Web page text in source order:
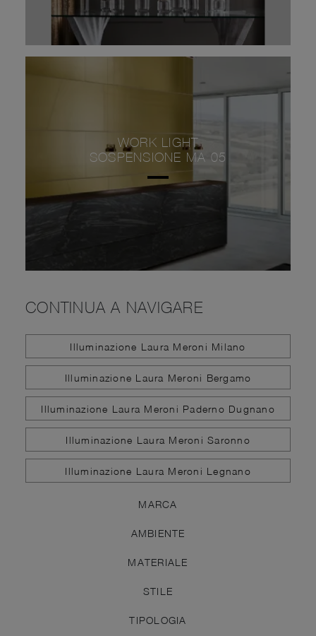
WORK LIGHT
SOSPENSIONE MA 05
CONTINUA A NAVIGARE
Illuminazione Laura Meroni Milano
Illuminazione Laura Meroni Bergamo
Illuminazione Laura Meroni Paderno Dugnano
Illuminazione Laura Meroni Saronno
Illuminazione Laura Meroni Legnano
MARCA
AMBIENTE
MATERIALE
STILE
TIPOLOGIA